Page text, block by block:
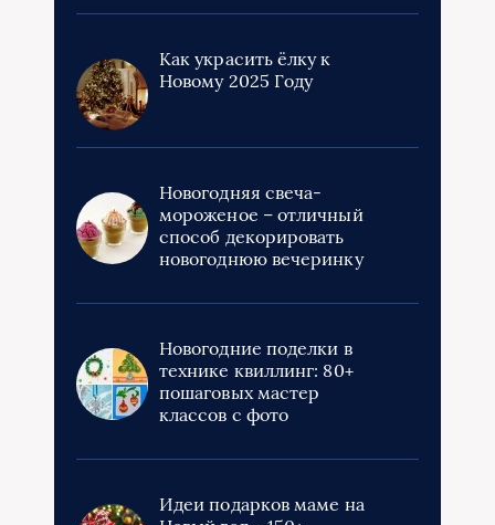
Как украсить ёлку к
Новому 2025 Году
Новогодняя свеча-
мороженое – отличный
способ декорировать
новогоднюю вечеринку
Новогодние поделки в
технике квиллинг: 80+
пошаговых мастер
классов с фото
Идеи подарков маме на